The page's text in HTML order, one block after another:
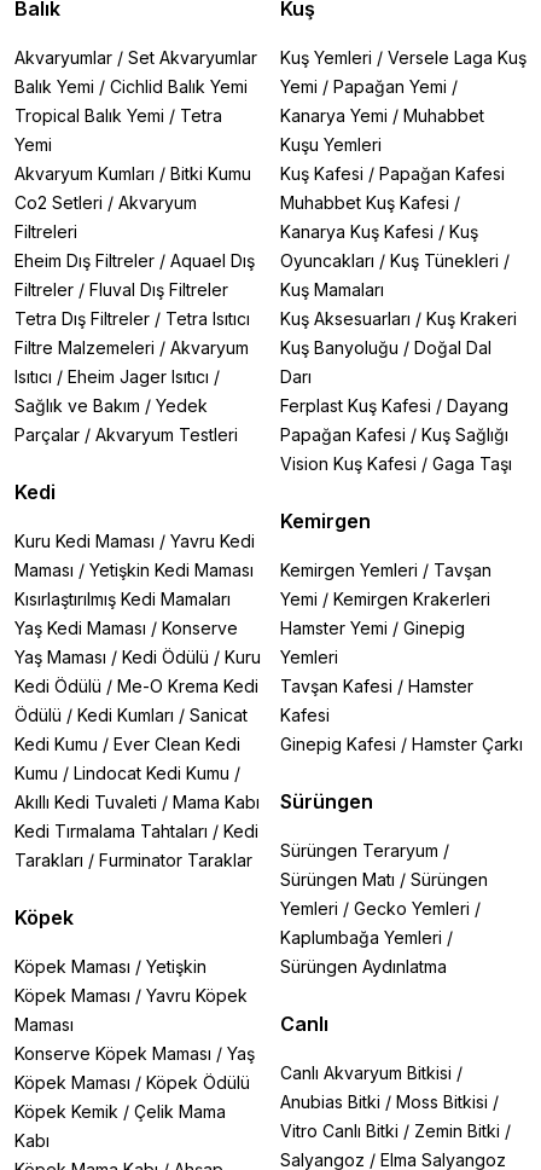
Balık
Akvaryumlar / Set Akvaryumlar
Balık Yemi / Cichlid Balık Yemi
Tropical Balık Yemi / Tetra
Yemi
Akvaryum Kumları / Bitki Kumu
Co2 Setleri / Akvaryum
Filtreleri
Eheim Dış Filtreler / Aquael Dış
Filtreler / Fluval Dış Filtreler
Tetra Dış Filtreler / Tetra Isıtıcı
Filtre Malzemeleri / Akvaryum
Isıtıcı / Eheim Jager Isıtıcı /
Sağlık ve Bakım / Yedek
Parçalar / Akvaryum Testleri
Kedi
Kuru Kedi Maması / Yavru Kedi
Maması / Yetişkin Kedi Maması
Kısırlaştırılmış Kedi Mamaları
Yaş Kedi Maması / Konserve
Yaş Maması / Kedi Ödülü / Kuru
Kedi Ödülü / Me-O Krema Kedi
Ödülü / Kedi Kumları / Sanicat
Kedi Kumu / Ever Clean Kedi
Kumu / Lindocat Kedi Kumu /
Akıllı Kedi Tuvaleti / Mama Kabı
Kedi Tırmalama Tahtaları / Kedi
Tarakları / Furminator Taraklar
Köpek
Köpek Maması / Yetişkin
Köpek Maması / Yavru Köpek
Maması
Konserve Köpek Maması / Yaş
Köpek Maması / Köpek Ödülü
Köpek Kemik / Çelik Mama
Kabı
Kuş
Kuş Yemleri / Versele Laga Kuş
Yemi / Papağan Yemi /
Kanarya Yemi / Muhabbet
Kuşu Yemleri
Kuş Kafesi / Papağan Kafesi
Muhabbet Kuş Kafesi /
Kanarya Kuş Kafesi / Kuş
Oyuncakları / Kuş Tünekleri /
Kuş Mamaları
Kuş Aksesuarları / Kuş Krakeri
Kuş Banyoluğu / Doğal Dal
Darı
Ferplast Kuş Kafesi / Dayang
Papağan Kafesi / Kuş Sağlığı
Vision Kuş Kafesi / Gaga Taşı
Kemirgen
Kemirgen Yemleri / Tavşan
Yemi / Kemirgen Krakerleri
Hamster Yemi / Ginepig
Yemleri
Tavşan Kafesi / Hamster
Kafesi
Ginepig Kafesi / Hamster Çarkı
Sürüngen
Sürüngen Teraryum /
Sürüngen Matı / Sürüngen
Yemleri / Gecko Yemleri /
Kaplumbağa Yemleri /
Sürüngen Aydınlatma
Canlı
Canlı Akvaryum Bitkisi /
Anubias Bitki / Moss Bitkisi /
Vitro Canlı Bitki / Zemin Bitki /
Salyangoz / Elma Salyangoz